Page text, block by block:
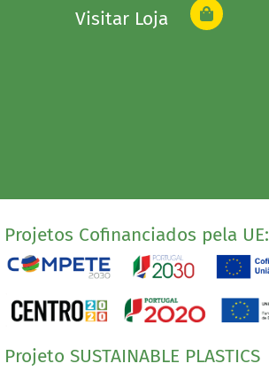
Visitar Loja
Projetos Cofinanciados pela UE:
Projeto SUSTAINABLE PLASTICS